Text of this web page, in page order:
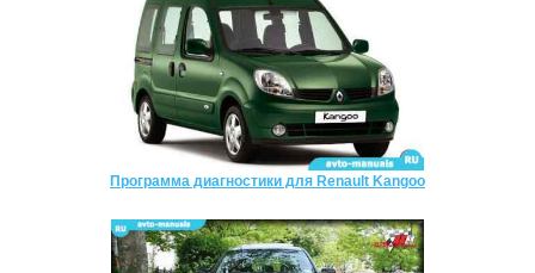
Программа диагностики для Renault Kangoo